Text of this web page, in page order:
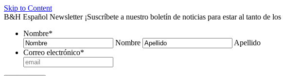
Skip to Content
B&H Español Newsletter ¡Suscríbete a nuestro boletín de noticias para estar al tanto de
Nombre*
Nombre
Apellido
Correo electrónico*